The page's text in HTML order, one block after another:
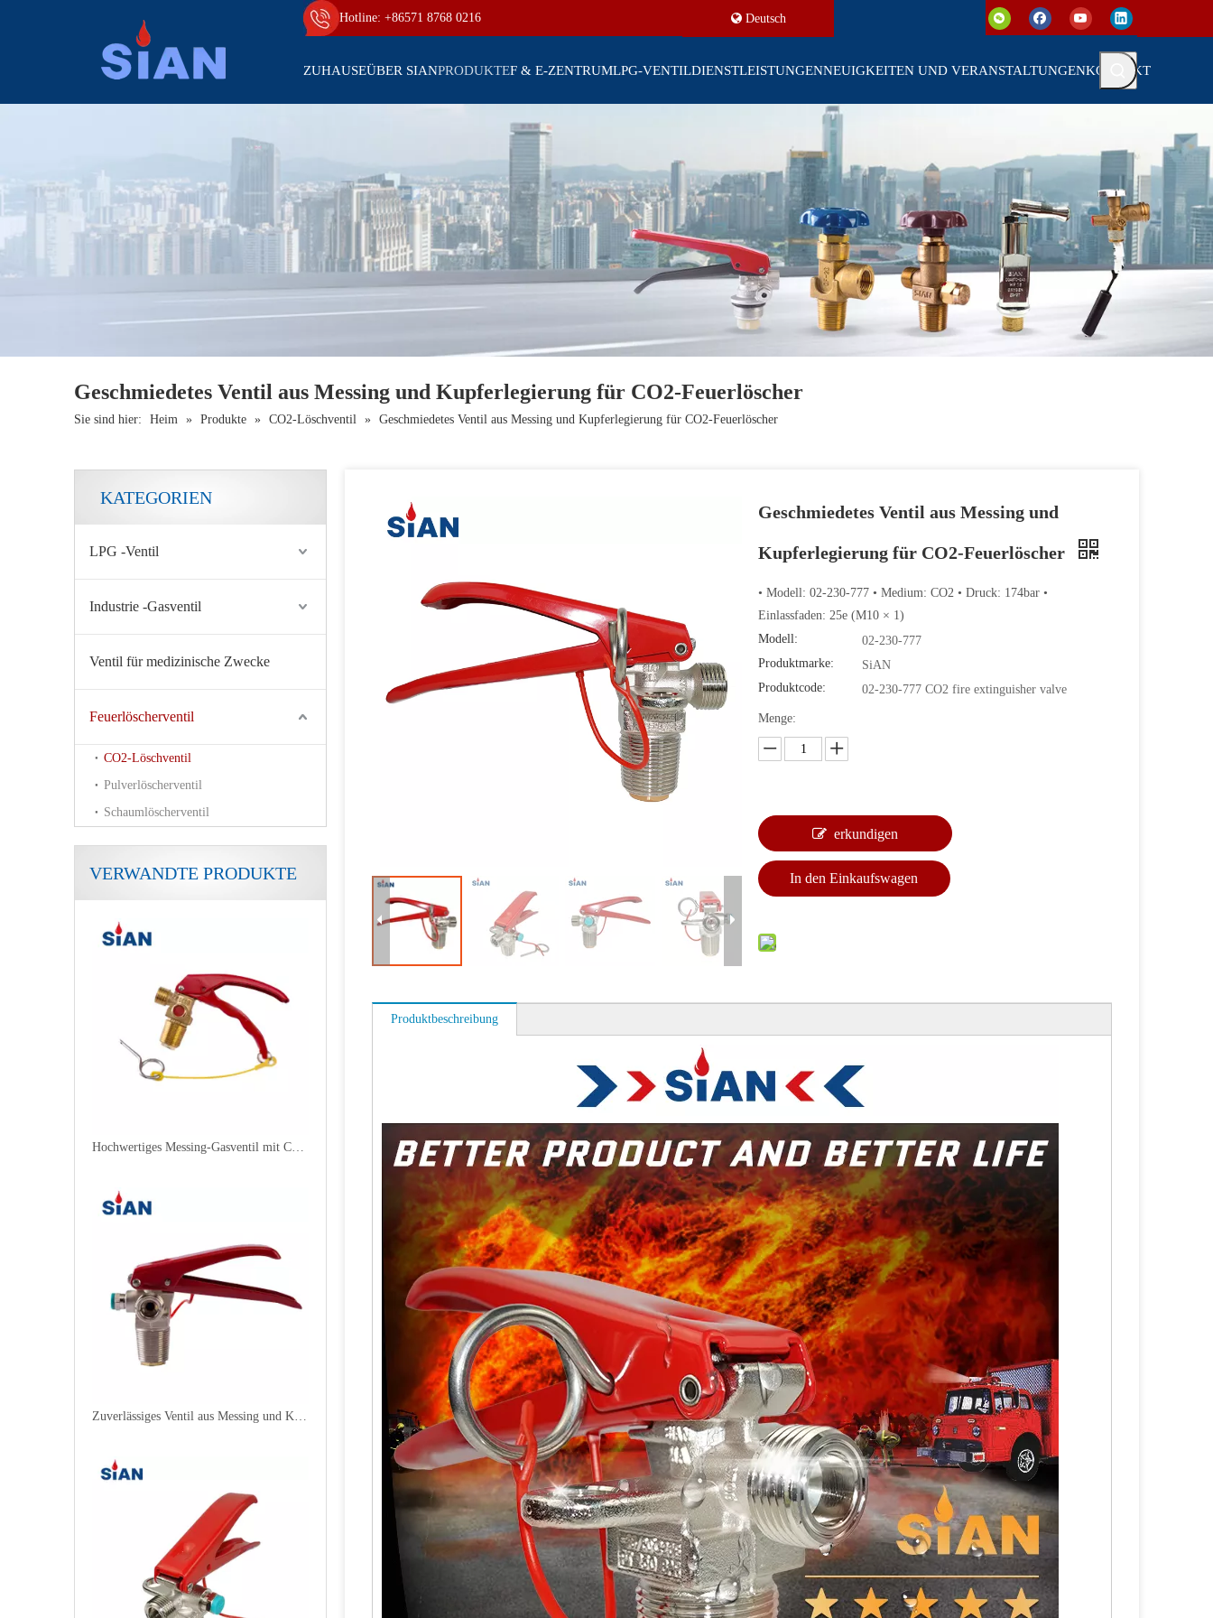
Hotline: +86571 8768 0216 Deutsch
ZUHAUSEÜBER SIANPRODUKTEF & E-ZENTRUMLPG-VENTILDIENSTLEISTUNGENNEUIGKEITEN UND VERANSTALTUNGENKONTAKT
Geschmiedetes Ventil aus Messing und Kupferlegierung für CO2-Feuerlöscher
Sie sind hier: Heim » Produkte » CO2-Löschventil » Geschmiedetes Ventil aus Messing und Kupferlegierung für CO2-Feuerlöscher
KATEGORIEN
LPG -Ventil
Industrie -Gasventil
Ventil für medizinische Zwecke
Feuerlöscherventil
CO2-Löschventil
Pulverlöscherventil
Schaumlöscherventil
VERWANDTE PRODUKTE
Feuerlöscher CO2-Ventil CE-Zertifizierung Messing-Kupferlegierungsventil für Kohlendioxid-Feuerlöscher
Zuverlässiges Ventil aus Messinglegierung für CO2-Feuerlöscher, hergestellt in China
Hochwertiges Messing-Gasventil mit CE-Zulassung und Sicherheitsvorrichtung für CO2-Feuerlöscher
Zuverlässiges Ventil aus Messing und Kupferlegierung für CO2-Feuerlöscher
Geschmiedetes Ventil aus Messing und
Kupferlegierung für CO2-Feuerlöscher
• Modell: 02-230-777 • Medium: CO2 • Druck: 174bar •
Einlassfaden: 25e (M10 × 1)
Modell:
02-230-777
Produktmarke:
SiAN
Produktcode:
02-230-777 CO2 fire extinguisher valve
Menge:
erkundigen
In den Einkaufswagen
Produktbeschreibung